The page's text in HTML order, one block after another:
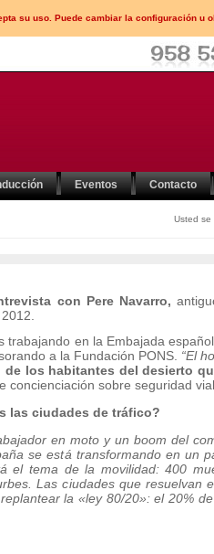
su uso. Puede cambiar la configuración u
Eventos Contacto
Usted se
con Pere Navarro,
trabajando en la Embajada
a la Fundación PONS. “El
de los habitantes del desierto
concienciación sobre seguridad
las ciudades de tráfico?
en moto y un boom del
se está transformando en un
el tema de la movilidad: 400
Las ciudades que resuelvan
la «ley 80/20»: el 20%